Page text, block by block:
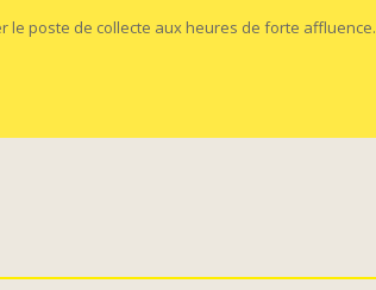
le poste de collecte aux heures de forte affluence.